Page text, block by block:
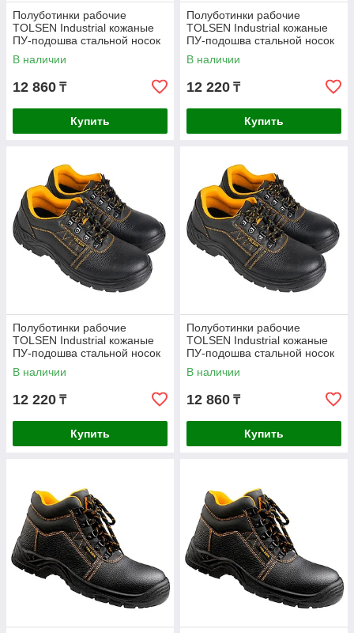
Полуботинки рабочие
TOLSEN Industrial кожаные
ПУ-подошва стальной носок
размер 39 45321
В наличии
12 860 ₸
Купить
Полуботинки рабочие
TOLSEN Industrial кожаные
ПУ-подошва стальной носок
размер 41 45323
В наличии
12 220 ₸
Купить
Полуботинки рабочие
TOLSEN Industrial кожаные
ПУ-подошва стальной носок
размер 44 45326
В наличии
12 220 ₸
Купить
Полуботинки рабочие
TOLSEN Industrial кожаные
ПУ-подошва стальной носок
размер 45 45327
В наличии
12 860 ₸
Купить